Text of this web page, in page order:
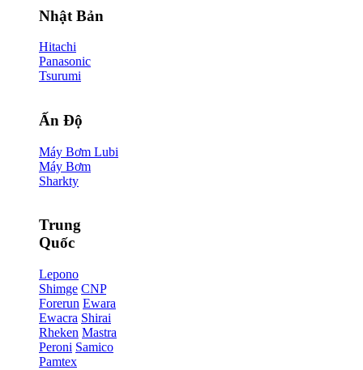
Nhật Bản
Hitachi
Panasonic
Tsurumi
Ấn Độ
Máy Bơm Lubi
Máy Bơm
Sharkty
Trung
Quốc
Lepono
Shimge CNP
Forerun Ewara
Ewacra Shirai
Rheken Mastra
Peroni Samico
Pamtex